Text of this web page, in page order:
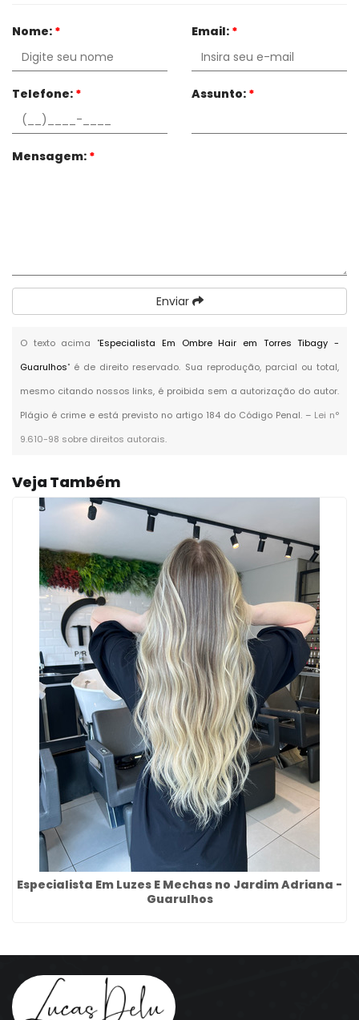
Nome: * Email: *
Telefone: * Assunto: *
Mensagem: *
Enviar
O texto acima "Especialista Em Ombre Hair em Torres Tibagy -
Guarulhos" é de direito reservado. Sua reprodução, parcial ou total,
mesmo citando nossos links, é proibida sem a autorização do autor.
Plágio é crime e está previsto no artigo 184 do Código Penal. – Lei n°
9.610-98 sobre direitos autorais.
Veja Também
Especialista Em Luzes E Mechas no Jardim Adriana -
Guarulhos